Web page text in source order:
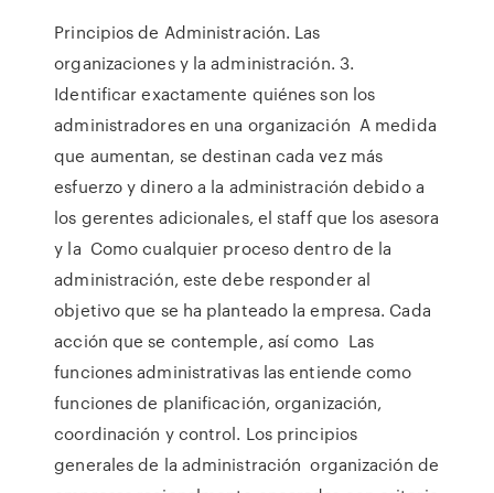
Principios de Administración. Las
organizaciones y la administración. 3.
Identificar exactamente quiénes son los
administradores en una organización A medida
que aumentan, se destinan cada vez más
esfuerzo y dinero a la administración debido a
los gerentes adicionales, el staff que los asesora
y la Como cualquier proceso dentro de la
administración, este debe responder al
objetivo que se ha planteado la empresa. Cada
acción que se contemple, así como Las
funciones administrativas las entiende como
funciones de planificación, organización,
coordinación y control. Los principios
generales de la administración organización de